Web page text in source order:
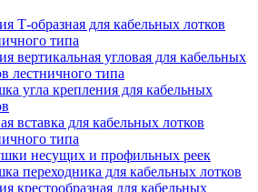
Т-образная для кабельных лотков
типа
вертикальная угловая для кабельных
лестничного типа
угла крепления для кабельных
вставка для кабельных лотков
типа
несущих и профильных реек
переходника для кабельных лотков
крестообразная для кабельных